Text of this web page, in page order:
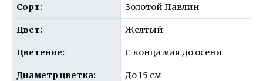
Сорт: Золотой Павлин
Цвет: Желтый
Цветение: С конца мая до осени
Диаметр цветка: До 15 см